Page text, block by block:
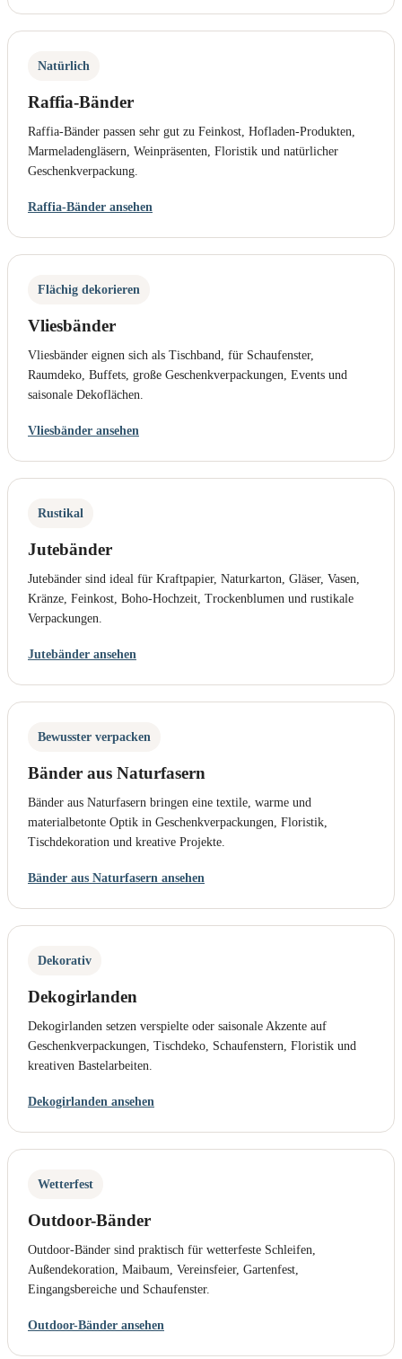
Natürlich
Raffia-Bänder
Raffia-Bänder passen sehr gut zu Feinkost, Hofladen-Produkten,
Marmeladengläsern, Weinpräsenten, Floristik und natürlicher
Geschenkverpackung.
Raffia-Bänder ansehen
Flächig dekorieren
Vliesbänder
Vliesbänder eignen sich als Tischband, für Schaufenster,
Raumdeko, Buffets, große Geschenkverpackungen, Events und
saisonale Dekoflächen.
Vliesbänder ansehen
Rustikal
Jutebänder
Jutebänder sind ideal für Kraftpapier, Naturkarton, Gläser, Vasen,
Kränze, Feinkost, Boho-Hochzeit, Trockenblumen und rustikale
Verpackungen.
Jutebänder ansehen
Bewusster verpacken
Bänder aus Naturfasern
Bänder aus Naturfasern bringen eine textile, warme und
materialbetonte Optik in Geschenkverpackungen, Floristik,
Tischdekoration und kreative Projekte.
Bänder aus Naturfasern ansehen
Dekorativ
Dekogirlanden
Dekogirlanden setzen verspielte oder saisonale Akzente auf
Geschenkverpackungen, Tischdeko, Schaufenstern, Floristik und
kreativen Bastelarbeiten.
Dekogirlanden ansehen
Wetterfest
Outdoor-Bänder
Outdoor-Bänder sind praktisch für wetterfeste Schleifen,
Außendekoration, Maibaum, Vereinsfeier, Gartenfest,
Eingangsbereiche und Schaufenster.
Outdoor-Bänder ansehen